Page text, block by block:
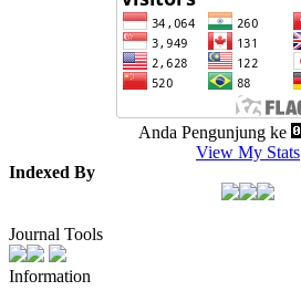
Anda Pengunjung ke
View My Stats
Indexed By
Journal Tools
Information